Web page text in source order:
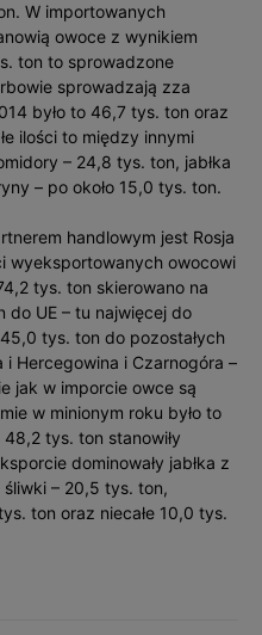
W importowanych
owoce z wynikiem
ton to sprowadzone
sprowadzają zza
było to 46,7 tys. ton oraz
ilości to między innymi
– 24,8 tys. ton, jabłka
– po około 15,0 tys. ton.
handlowym jest Rosja
wyeksportowanych owocowi
tys. ton skierowano na
do UE – tu najwięcej do
tys. ton do pozostałych
i Hercegowina i Czarnogóra –
jak w imporcie owce są
w minionym roku było to
tys. ton stanowiły
dominowały jabłka z
– 20,5 tys. ton,
ton oraz niecałe 10,0 tys.